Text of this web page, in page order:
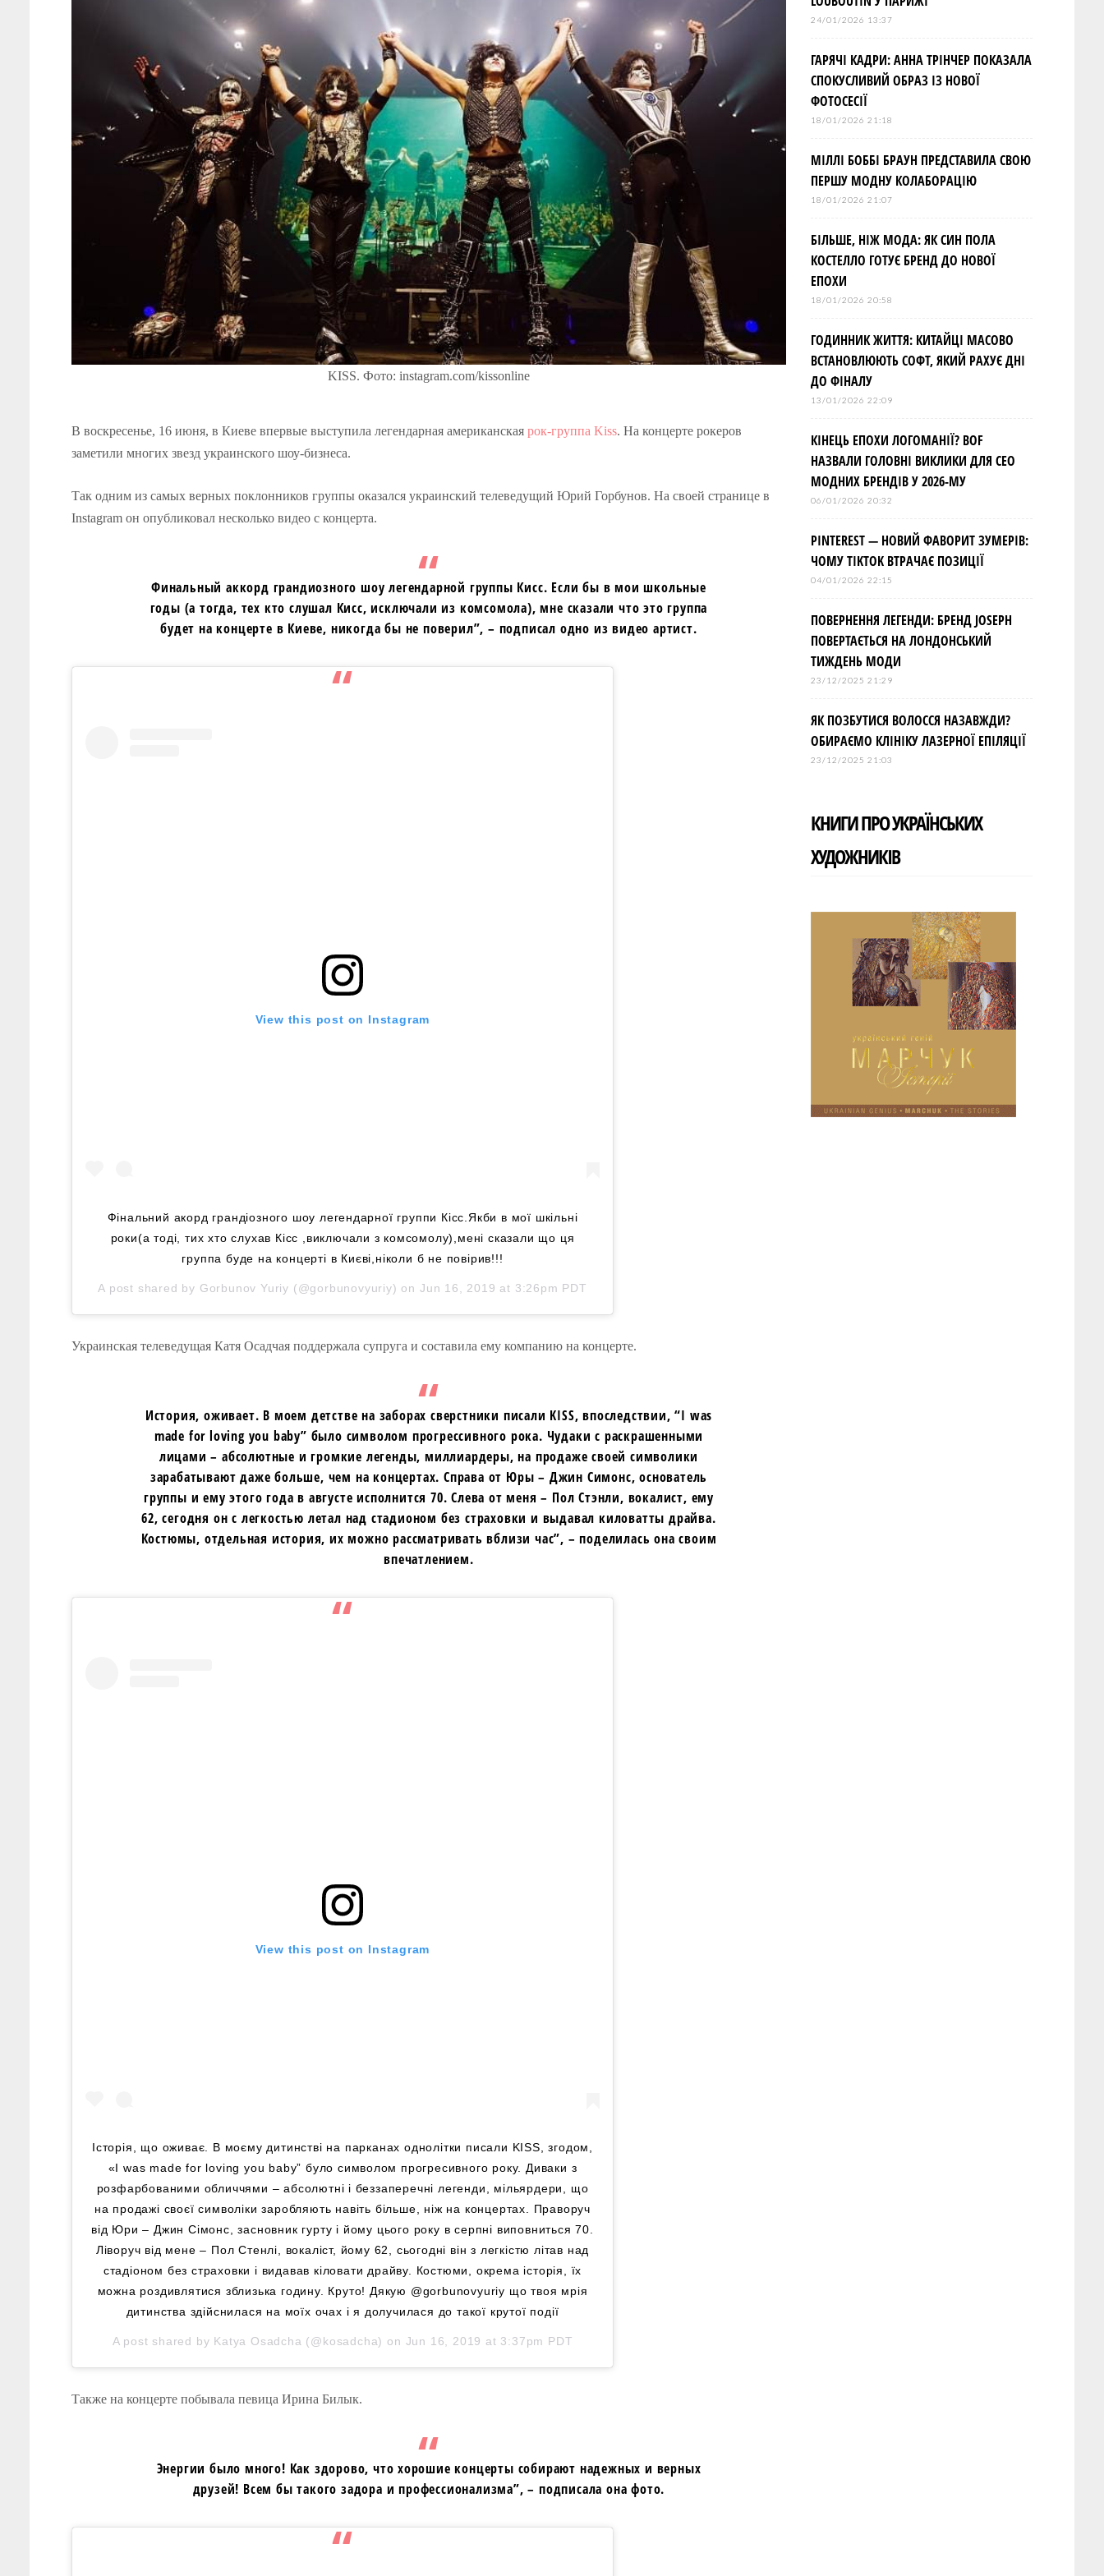
KISS. Фото: instagram.com/kissonline
В воскресенье, 16 июня, в Киеве впервые выступила легендарная американская рок-группа Kiss. На концерте рокеров
заметили многих звезд украинского шоу-бизнеса.
Так одним из самых верных поклонников группы оказался украинский телеведущий Юрий Горбунов. На своей странице в
Instagram он опубликовал несколько видео с концерта.
Финальный аккорд грандиозного шоу легендарной группы Кисс. Если бы в мои школьные
годы (а тогда, тех кто слушал Кисс, исключали из комсомола), мне сказали что это группа
будет на концерте в Киеве, никогда бы не поверил”, – подписал одно из видео артист.
View this post on Instagram
Фінальний акорд грандіозного шоу легендарної группи Кісс.Якби в мої шкільні
роки(а тоді, тих хто слухав Кісс ,виключали з комсомолу),мені сказали що ця
группа буде на концерті в Києві,ніколи б не повірив!!!
A post shared by Gorbunov Yuriy (@gorbunovyuriy) on Jun 16, 2019 at 3:26pm PDT
Украинская телеведущая Катя Осадчая поддержала супруга и составила ему компанию на концерте.
История, оживает. В моем детстве на заборах сверстники писали KISS, впоследствии, “I was
made for loving you baby” было символом прогрессивного рока. Чудаки с раскрашенными
лицами – абсолютные и громкие легенды, миллиардеры, на продаже своей символики
зарабатывают даже больше, чем на концертах. Справа от Юры – Джин Симонс, основатель
группы и ему этого года в августе исполнится 70. Слева от меня – Пол Стэнли, вокалист, ему
62, сегодня он с легкостью летал над стадионом без страховки и выдавал киловатты драйва.
Костюмы, отдельная история, их можно рассматривать вблизи час”, – поделилась она своим
впечатлением.
View this post on Instagram
Історія, що оживає. В моєму дитинстві на парканах однолітки писали KISS, згодом,
«I was made for loving you baby” було символом прогресивного року. Диваки з
розфарбованими обличчями – абсолютні і беззаперечні легенди, мільярдери, що
на продажі своєї символіки заробляють навіть більше, ніж на концертах. Праворуч
від Юри – Джин Сімонс, засновник гурту і йому цього року в серпні виповниться 70.
Ліворуч від мене – Пол Стенлі, вокаліст, йому 62, сьогодні він з легкістю літав над
стадіоном без страховки і видавав кіловати драйву. Костюми, окрема історія, їх
можна роздивлятися зблизька годину. Круто! Дякую @gorbunovyuriy що твоя мрія
дитинства здійснилася на моїх очах і я долучилася до такої крутої події
A post shared by Katya Osadcha (@kosadcha) on Jun 16, 2019 at 3:37pm PDT
Также на концерте побывала певица Ирина Билык.
Энергии было много! Как здорово, что хорошие концерты собирают надежных и верных
друзей! Всем бы такого задора и профессионализма”, – подписала она фото.
24/01/2026 13:37
ГАРЯЧІ КАДРИ: АННА ТРІНЧЕР ПОКАЗАЛА
СПОКУСЛИВИЙ ОБРАЗ ІЗ НОВОЇ
ФОТОСЕСІЇ
18/01/2026 21:18
МІЛЛІ БОББІ БРАУН ПРЕДСТАВИЛА СВОЮ
ПЕРШУ МОДНУ КОЛАБОРАЦІЮ
18/01/2026 21:07
БІЛЬШЕ, НІЖ МОДА: ЯК СИН ПОЛА
КОСТЕЛЛО ГОТУЄ БРЕНД ДО НОВОЇ
ЕПОХИ
18/01/2026 20:58
ГОДИННИК ЖИТТЯ: КИТАЙЦІ МАСОВО
ВСТАНОВЛЮЮТЬ СОФТ, ЯКИЙ РАХУЄ ДНІ
ДО ФІНАЛУ
13/01/2026 22:09
КІНЕЦЬ ЕПОХИ ЛОГОМАНІЇ? BOF
НАЗВАЛИ ГОЛОВНІ ВИКЛИКИ ДЛЯ СЕО
МОДНИХ БРЕНДІВ У 2026-МУ
06/01/2026 20:32
PINTEREST — НОВИЙ ФАВОРИТ ЗУМЕРІВ:
ЧОМУ TIKTOK ВТРАЧАЄ ПОЗИЦІЇ
04/01/2026 22:15
ПОВЕРНЕННЯ ЛЕГЕНДИ: БРЕНД JOSEPH
ПОВЕРТАЄТЬСЯ НА ЛОНДОНСЬКИЙ
ТИЖДЕНЬ МОДИ
23/12/2025 21:29
ЯК ПОЗБУТИСЯ ВОЛОССЯ НАЗАВЖДИ?
ОБИРАЄМО КЛІНІКУ ЛАЗЕРНОЇ ЕПІЛЯЦІЇ
23/12/2025 21:03
КНИГИ ПРО УКРАЇНСЬКИХ
ХУДОЖНИКІВ